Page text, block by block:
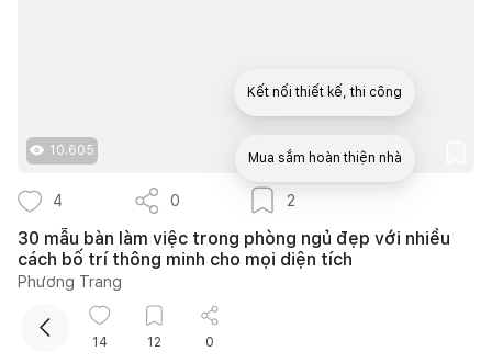
10.605
4 0 2
30 mẫu bàn làm việc trong phòng ngủ đẹp với nhiều
cách bố trí thông minh cho mọi diện tích
Phương Trang
14 12 0
Kết nối thiết kế, thi công
Mua sắm hoàn thiện nhà